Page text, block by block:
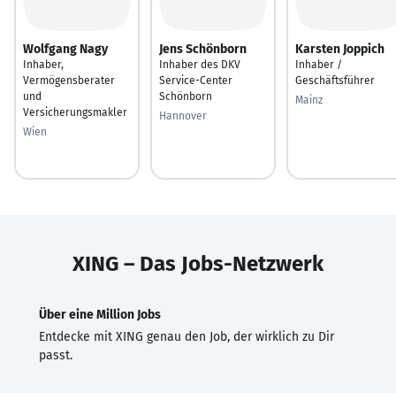
Wolfgang Nagy
Inhaber,
Vermögensberater
und
Versicherungsmakler
Wien
Jens Schönborn
Inhaber des DKV
Service-Center
Schönborn
Hannover
Karsten Joppich
Inhaber /
Geschäftsführer
Mainz
XING – Das Jobs-Netzwerk
Über eine Million Jobs
Entdecke mit XING genau den Job, der wirklich zu Dir
passt.